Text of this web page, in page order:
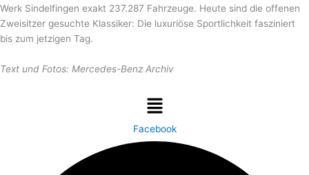
Werk Sindelfingen exakt 237.287 Fahrzeuge. Heute sind die offenen
Zweisitzer gesuchte Klassiker: Die luxuriöse Sportlichkeit fasziniert
bis zum jetzigen Tag.
Text und Fotos: Mercedes-Benz Archiv
Menü
Facebook